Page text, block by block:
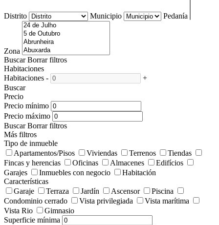
Distrito Municipio Pedanía
Zona
Buscar Borrar filtros
Habitaciones
Habitaciones -
+
Buscar
Precio
Precio mínimo
Precio máximo
Buscar Borrar filtros
Más filtros
Tipo de inmueble
Apartamentos/Pisos
Viviendas Terrenos
Tiendas
Fincas y herencias
Oficinas Almacenes
Edifícios
Garajes
Inmuebles con negocio
Habitación
Características
Garaje
Terraza Jardín Ascensor
Piscina
Condominio cerrado
Vista privilegiada
Vista marítima
Vista Rio
Gimnasio
Superficie mínima